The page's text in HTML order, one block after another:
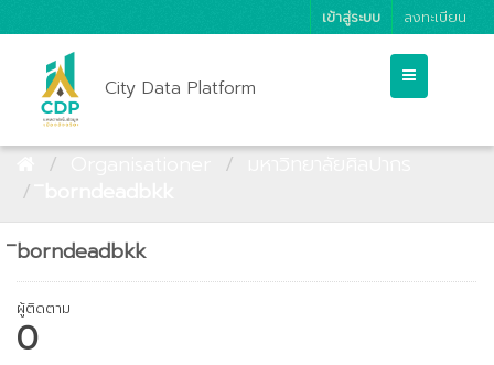
เข้าสู่ระบบ ลงทะเบียน
City Data Platform
ิborndeadbkk
ผู้ติดตาม
0